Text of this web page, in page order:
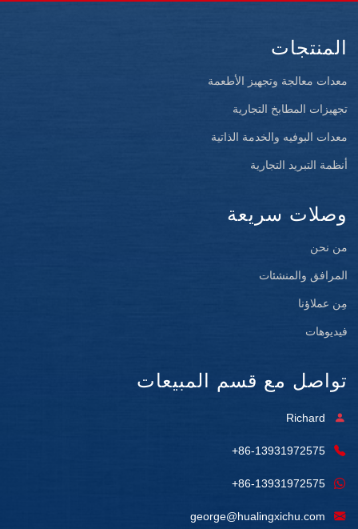
المنتجات
معدات معالجة وتجهيز الأطعمة
تجهيزات المطابخ التجارية
معدات البوفيه والخدمة الذاتية
أنظمة التبريد التجارية
وصلات سريعة
من نحن
المرافق والمنشئات
مِن عملاؤنا
فيديوهات
تواصل مع قسم المبيعات
Richard
+86-13931972575
+86-13931972575
george@hualingxichu.com